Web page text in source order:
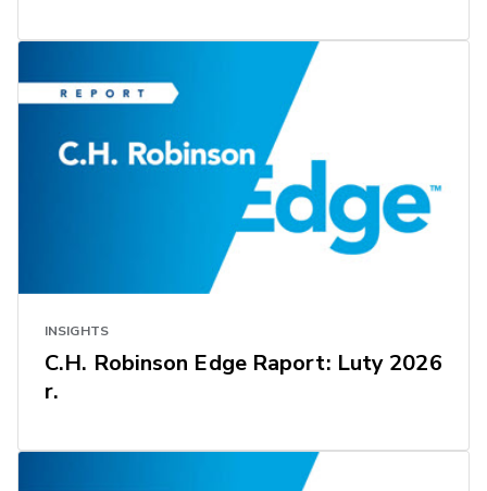
INSIGHTS
C.H. Robinson Edge Raport: Luty 2026
r.